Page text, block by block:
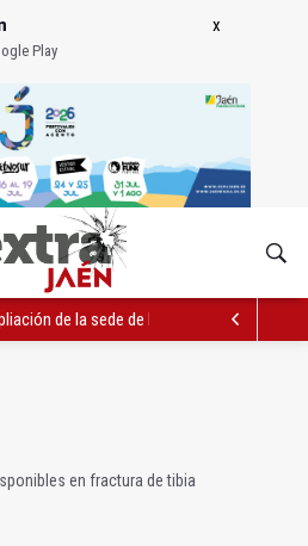
Play
de la sede de la Junta en la avenida
en fractura de tibia